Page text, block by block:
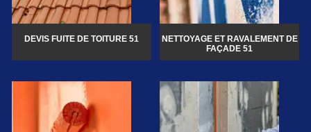
DEVIS FUITE DE TOITURE 51
NETTOYAGE ET RAVALEMENT DE
FAÇADE 51